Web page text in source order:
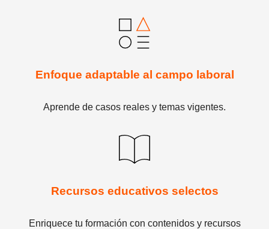
Enfoque adaptable al campo laboral
Aprende de casos reales y temas vigentes.
Recursos educativos selectos
Enriquece tu formación con contenidos y recursos